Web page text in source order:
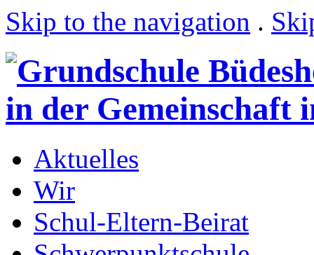
Skip to the navigation .
Aktuelles
Wir
Schul-Eltern-Beirat